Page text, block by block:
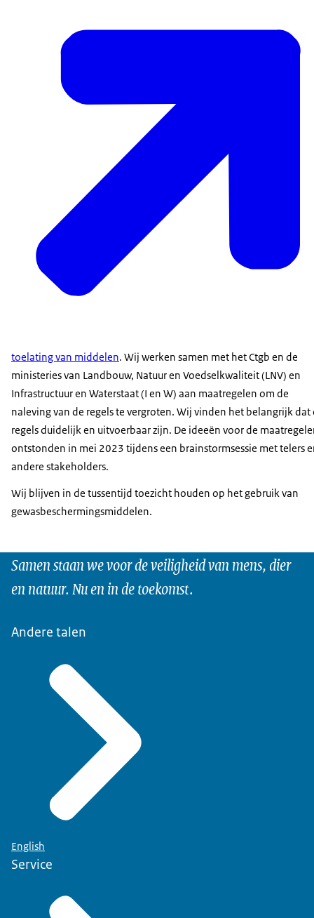
toelating van middelen. Wij werken samen met het Ctgb en de
ministeries van Landbouw, Natuur en Voedselkwaliteit (LNV) en
Infrastructuur en Waterstaat (I en W) aan maatregelen om de
naleving van de regels te vergroten. Wij vinden het belangrijk dat
regels duidelijk en uitvoerbaar zijn. De ideeën voor de
ontstonden in mei 2023 tijdens een brainstormsessie met telers
andere stakeholders.
Wij blijven in de tussentijd toezicht houden op het gebruik van
gewasbeschermingsmiddelen.
Samen staan we voor de veiligheid van mens, dier
en natuur. Nu en in de toekomst.
Andere talen
English
Service